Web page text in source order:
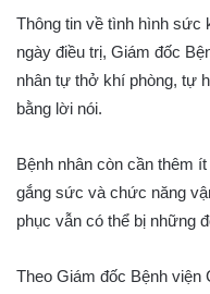
Thông tin về tình hình sức
ngày điều trị, Giám đốc
nhân tự thở khí phòng, tự
bằng lời nói.
Bệnh nhân còn cần thêm
gắng sức và chức năng
phục vẫn có thể bị những
Theo Giám đốc Bệnh viện